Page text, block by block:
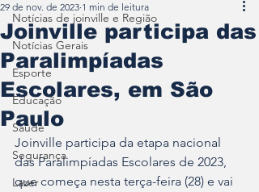
Notícias de joinville e Região
Notícias Gerais
Esporte
Educação
Saúde
Segurança
Lazer
Joinville participa das
Paralimpíadas
Escolares, em São
Paulo
29 de nov. de 2023 1 min de leitura
Joinville participa da etapa nacional
das Paralimpíadas Escolares de 2023,
que começa nesta terça-feira (28) e vai